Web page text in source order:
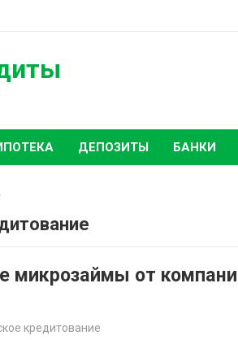
ДЕПОЗИТЫ БАНКИ
микрозаймы от
кредитование